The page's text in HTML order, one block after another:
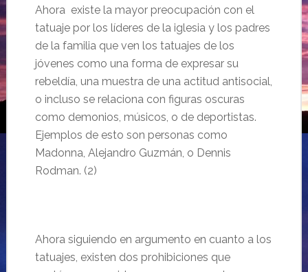
Ahora existe la mayor preocupación con el
tatuaje por los líderes de la iglesia y los padres
de la familia que ven los tatuajes de los
jóvenes como una forma de expresar su
rebeldía, una muestra de una actitud antisocial,
o incluso se relaciona con figuras oscuras
como demonios, músicos, o de deportistas.
Ejemplos de esto son personas como
Madonna, Alejandro Guzmán, o Dennis
Rodman. (2)
Ahora siguiendo en argumento en cuanto a los
tatuajes, existen dos prohibiciones que